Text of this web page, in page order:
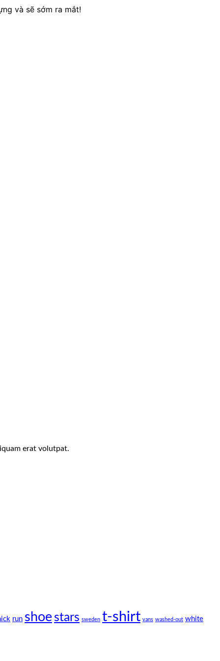
và sẽ sớm ra mắt!
erat volutpat.
run shoe stars sweden t-shirt vans washed-out white